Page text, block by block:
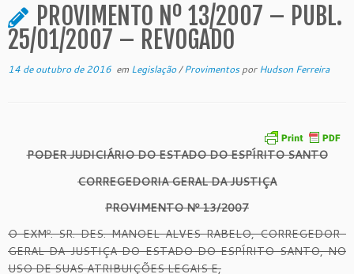
PROVIMENTO Nº 13/2007 – PUBL.
25/01/2007 – REVOGADO
14 de outubro de 2016 em Legislação/ProvimentosporHudson Ferreira
PODER JUDICIÁRIO DO ESTADO DO ESPÍRITO SANTO
CORREGEDORIA GERAL DA JUSTIÇA
PROVIMENTO Nº 13/2007
O EXMº. SR. DES. MANOEL ALVES RABELO, CORREGEDOR-
GERAL DA JUSTIÇA DO ESTADO DO ESPÍRITO SANTO, NO
USO DE SUAS ATRIBUIÇÕES LEGAIS E,